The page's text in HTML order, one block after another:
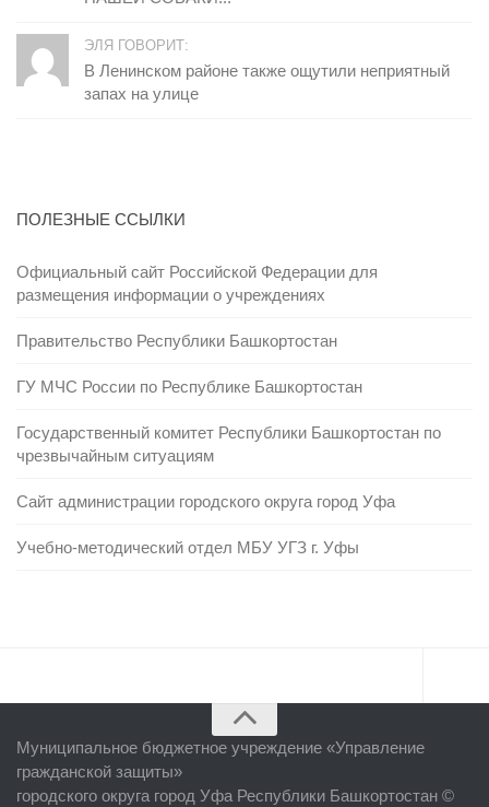
ЭЛЯ ГОВОРИТ:
В Ленинском районе также ощутили неприятный
запах на улице
ПОЛЕЗНЫЕ ССЫЛКИ
Официальный сайт Российской Федерации для
размещения информации о учреждениях
Правительство Республики Башкортостан
ГУ МЧС России по Республике Башкортостан
Государственный комитет Республики Башкортостан по
чрезвычайным ситуациям
Сайт администрации городского округа город Уфа
Учебно-методический отдел МБУ УГЗ г. Уфы
Об учреждении
Руководство
Муниципальное бюджетное учреждение «Управление
гражданской защиты»
городского округа город Уфа Республики Башкортостан ©